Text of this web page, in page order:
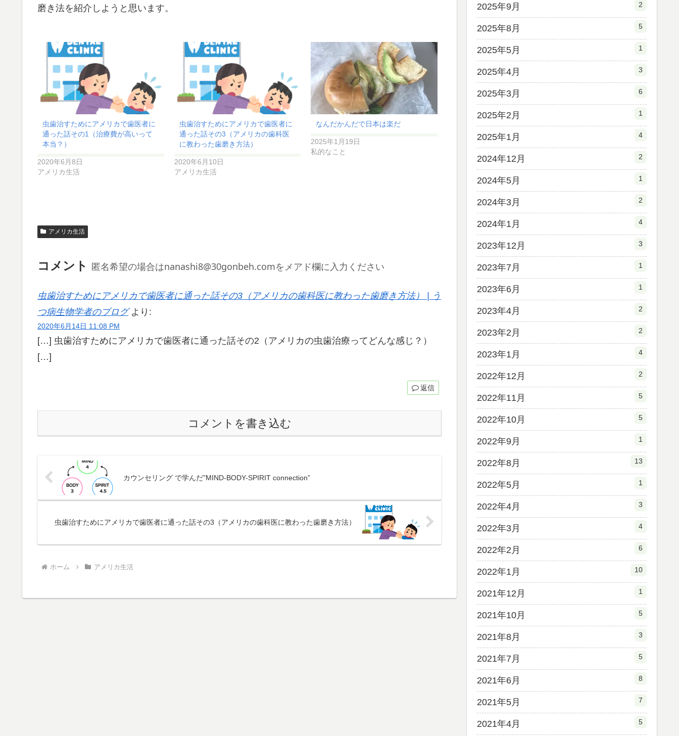
磨き法を紹介しようと思います。
虫歯治すためにアメリカで歯医者に
通った話その1（治療費が高いって
本当？）
2020年6月8日
アメリカ生活
虫歯治すためにアメリカで歯医者に
通った話その3（アメリカの歯科医
に教わった歯磨き方法）
2020年6月10日
アメリカ生活
なんだかんだで日本は楽だ
2025年1月19日
私的なこと
アメリカ生活
コメント 匿名希望の場合はnanashi8@30gonbeh.comをメアド欄に入力ください
虫歯治すためにアメリカで歯医者に通った話その3（アメリカの歯科医に教わった歯磨き方法） | う
つ病生物学者のブログ より:
2020年6月14日 11:08 PM
[…] 虫歯治すためにアメリカで歯医者に通った話その2（アメリカの虫歯治療ってどんな感じ？）
[…]
返信
コメントを書き込む
カウンセリング で学んだ”MIND-BODY-SPIRIT connection”
虫歯治すためにアメリカで歯医者に通った話その3（アメリカの歯科医に教わった歯磨き方法）
ホーム アメリカ生活
2025年9月 2
2025年8月 5
2025年5月 1
2025年4月 3
2025年3月 6
2025年2月 1
2025年1月 4
2024年12月 2
2024年5月 1
2024年3月 2
2024年1月 4
2023年12月 3
2023年7月 1
2023年6月 1
2023年4月 2
2023年2月 2
2023年1月 4
2022年12月 2
2022年11月 5
2022年10月 5
2022年9月 1
2022年8月 13
2022年5月 1
2022年4月 3
2022年3月 4
2022年2月 6
2022年1月 10
2021年12月 1
2021年10月 5
2021年8月 3
2021年7月 5
2021年6月 8
2021年5月 7
2021年4月 5